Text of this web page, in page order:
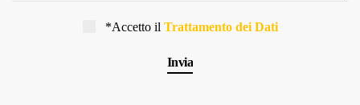
*Accetto il Trattamento dei Dati